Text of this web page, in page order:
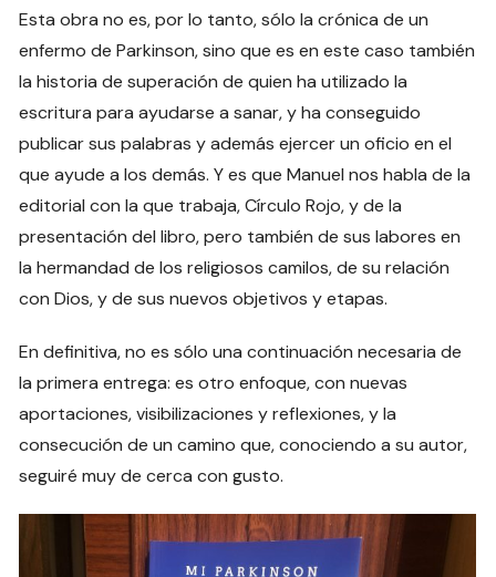
Esta obra no es, por lo tanto, sólo la crónica de un
enfermo de Parkinson, sino que es en este caso también
la historia de superación de quien ha utilizado la
escritura para ayudarse a sanar, y ha conseguido
publicar sus palabras y además ejercer un oficio en el
que ayude a los demás. Y es que Manuel nos habla de la
editorial con la que trabaja, Círculo Rojo, y de la
presentación del libro, pero también de sus labores en
la hermandad de los religiosos camilos, de su relación
con Dios, y de sus nuevos objetivos y etapas.
En definitiva, no es sólo una continuación necesaria de
la primera entrega: es otro enfoque, con nuevas
aportaciones, visibilizaciones y reflexiones, y la
consecución de un camino que, conociendo a su autor,
seguiré muy de cerca con gusto.